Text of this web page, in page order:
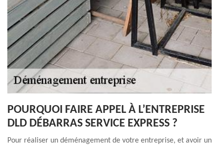
POURQUOI FAIRE APPEL À L’ENTREPRISE
DLD DÉBARRAS SERVICE EXPRESS ?
Pour réaliser un déménagement de votre entreprise, et avoir un